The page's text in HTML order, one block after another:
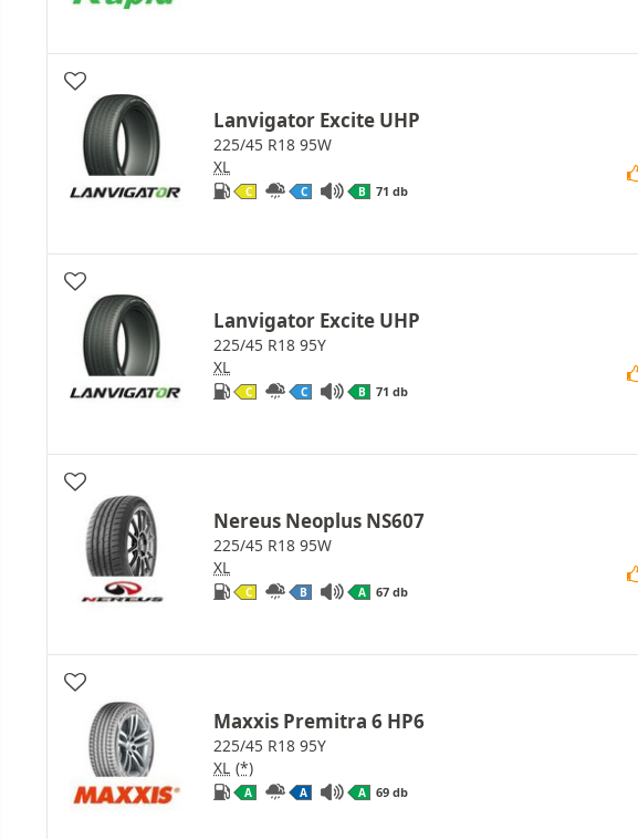
Lanvigator Excite UHP
225/45 R18 95W
XL
C C B 71 db
Lanvigator Excite UHP
225/45 R18 95Y
XL
C C B 71 db
Nereus Neoplus NS607
225/45 R18 95W
XL
C B A 67 db
Maxxis Premitra 6 HP6
225/45 R18 95Y
XL (*)
A A A 69 db